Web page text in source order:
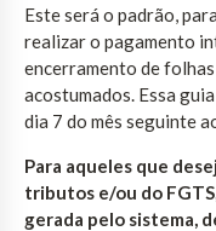
Este será o padrão,
realizar o pagamento
encerramento de
acostumados. Essa
dia 7 do mês seguinte
Para aqueles que
tributos e/ou do
gerada pelo sistema,